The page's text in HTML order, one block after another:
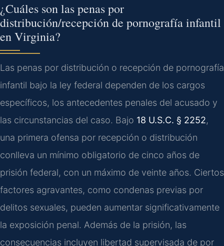
¿Cuáles son las penas por
distribución/recepción de pornografía infantil
en Virginia?
Las penas por distribución o recepción de pornografía
infantil bajo la ley federal dependen de los cargos
específicos, los antecedentes penales del acusado y
las circunstancias del caso. Bajo 18 U.S.C. § 2252,
una primera ofensa por recepción o distribución
conlleva un mínimo obligatorio de cinco años de
prisión federal, con un máximo de veinte años. Ciertos
factores agravantes, como condenas previas por
delitos sexuales, pueden aumentar significativamente
la exposición penal. Además de la prisión, las
consecuencias incluyen libertad supervisada de por